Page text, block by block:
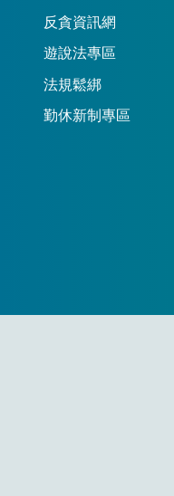
反貪資訊網
遊說法專區
法規鬆綁
勤休新制專區